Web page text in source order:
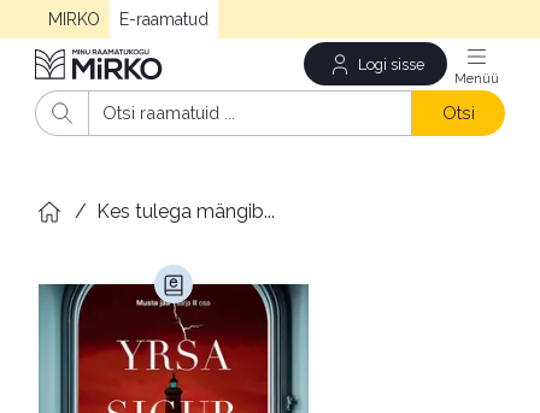
MIRKO E-raamatud
Logi sisse
Otsi
/ Kes tulega mängib...